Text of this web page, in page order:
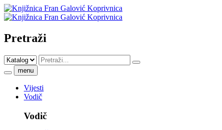
Pretraži
menu
Vijesti
Vodič
Vodič